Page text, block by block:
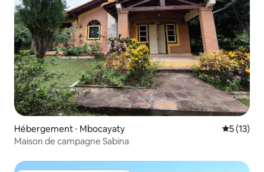
Hébergement ⋅ Mbocayaty
5 (13)
Maison de campagne Sabina